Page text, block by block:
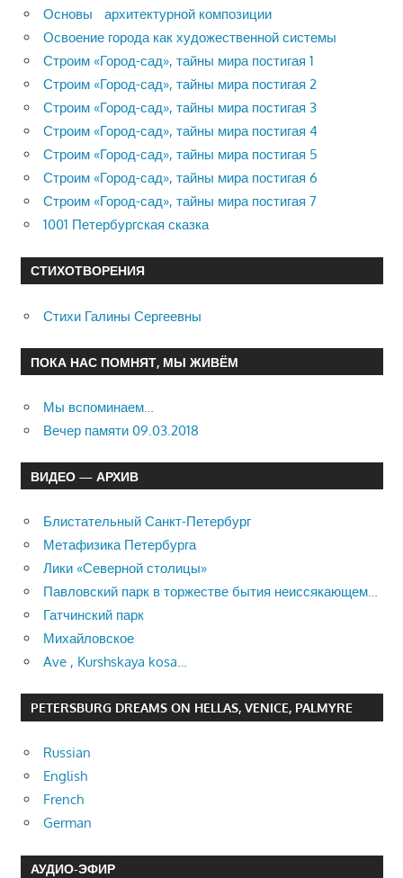
Основы архитектурной композиции
Освоение города как художественной системы
Строим «Город-сад», тайны мира постигая 1
Строим «Город-сад», тайны мира постигая 2
Строим «Город-сад», тайны мира постигая 3
Строим «Город-сад», тайны мира постигая 4
Строим «Город-сад», тайны мира постигая 5
Строим «Город-сад», тайны мира постигая 6
Строим «Город-сад», тайны мира постигая 7
1001 Петербургская сказка
СТИХОТВОРЕНИЯ
Стихи Галины Сергеевны
ПОКА НАС ПОМНЯТ, МЫ ЖИВЁМ
Мы вспоминаем…
Вечер памяти 09.03.2018
ВИДЕО — АРХИВ
Блистательный Санкт-Петербург
Метафизика Петербурга
Лики «Северной столицы»
Павловский парк в торжестве бытия неиссякающем…
Гатчинский парк
Михайловское
Ave , Kurshskaya kosa…
PETERSBURG DREAMS ON HELLAS, VENICE, PALMYRE
Russian
English
French
German
АУДИО-ЭФИР